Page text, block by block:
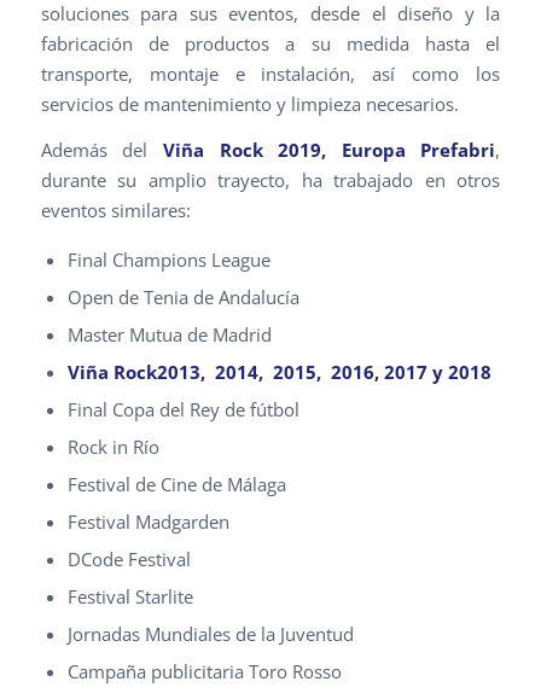
soluciones para sus eventos, desde el diseño y la
fabricación de productos a su medida hasta el
transporte, montaje e instalación, así como los
servicios de mantenimiento y limpieza necesarios.
Además del Viña Rock 2019, Europa Prefabri,
durante su amplio trayecto, ha trabajado en otros
eventos similares:
Final Champions League
Open de Tenia de Andalucía
Master Mutua de Madrid
Viña Rock2013, 2014, 2015, 2016, 2017 y 2018
Final Copa del Rey de fútbol
Rock in Río
Festival de Cine de Málaga
Festival Madgarden
DCode Festival
Festival Starlite
Jornadas Mundiales de la Juventud
Campaña publicitaria Toro Rosso